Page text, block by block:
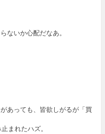
ないか心配だなあ。
あっても、皆欲しがるが「買
まれたハズ。